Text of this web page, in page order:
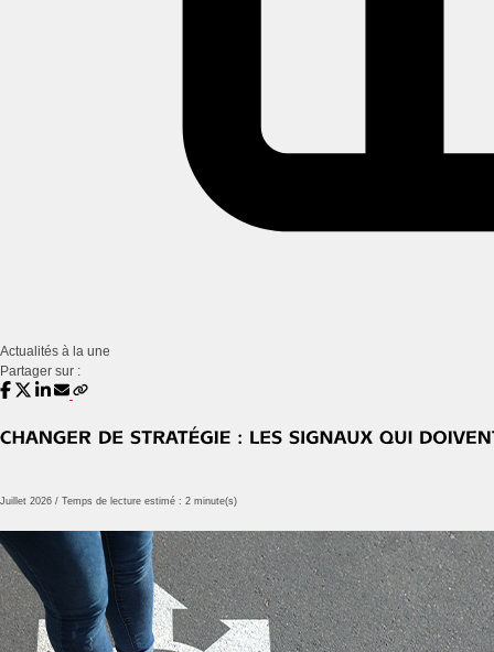
Actualités à la une
Partager sur :
Juillet 2026 / Temps de lecture estimé : 2 minute(s)